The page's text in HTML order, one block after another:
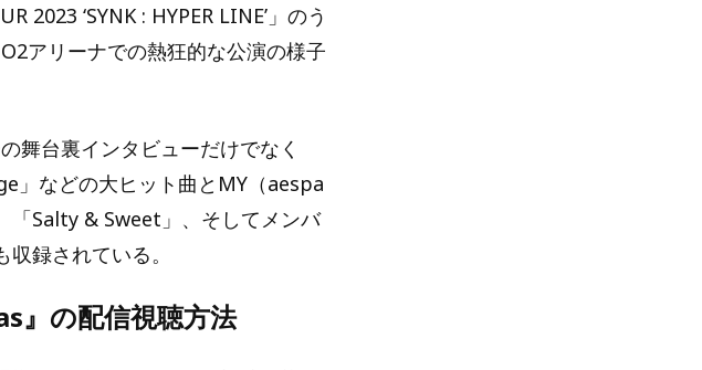
2023 ‘SYNK : HYPER LINE’」のう
アリーナでの熱狂的な公演の様子
舞台裏インタビューだけでなく
」などの大ヒット曲とMY（aespa
Salty & Sweet」、そしてメンバ
録されている。
』の配信視聴方法